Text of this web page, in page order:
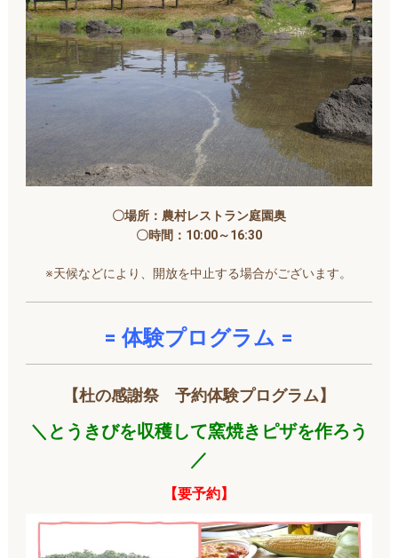
〇場所：農村レストラン庭園奥
〇時間：10:00～16:30
※天候などにより、開放を中止する場合がございます。
= 体験プログラム =
【杜の感謝祭 予約体験プログラム】
＼とうきびを収穫して窯焼きピザを作ろう
／
【要予約】